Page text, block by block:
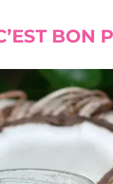
BON